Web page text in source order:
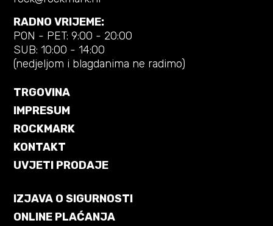
RADNO VRIJEME:
PON - PET: 9:00 - 20:00
SUB: 10:00 - 14:00
(nedjeljom i blagdanima ne radimo)
TRGOVINA
IMPRESUM
ROCKMARK
KONTAKT
UVJETI PRODAJE
IZJAVA O SIGURNOSTI
ONLINE PLAĆANJA